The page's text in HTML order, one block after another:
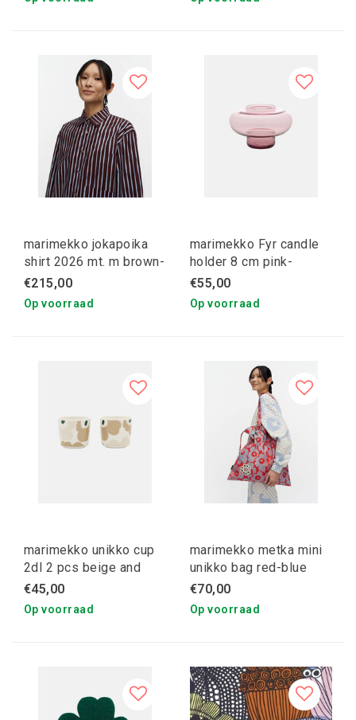
marimekko jokapoika
shirt 2026 mt. m brown-
blue
€215,00
Op voorraad
marimekko Fyr candle
holder 8 cm pink-
burgundy
€55,00
Op voorraad
marimekko unikko cup
2dl 2 pcs beige and
green
€45,00
Op voorraad
marimekko metka mini
unikko bag red-blue
€70,00
Op voorraad